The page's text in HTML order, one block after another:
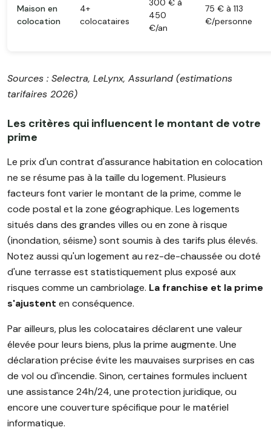
Maison en
colocation
4+
colocataires
300 € à
450
€/an
75 € à 113
€/personne
Sources : Selectra, LeLynx, Assurland (estimations
tarifaires 2026)
Les critères qui influencent le montant de votre
prime
Le prix d'un contrat d'assurance habitation en colocation
ne se résume pas à la taille du logement. Plusieurs
facteurs font varier le montant de la prime, comme le
code postal et la zone géographique. Les logements
situés dans des grandes villes ou en zone à risque
(inondation, séisme) sont soumis à des tarifs plus élevés.
Notez aussi qu'un logement au rez-de-chaussée ou doté
d'une terrasse est statistiquement plus exposé aux
risques comme un cambriolage. La franchise et la prime
s'ajustent en conséquence.
Par ailleurs, plus les colocataires déclarent une valeur
élevée pour leurs biens, plus la prime augmente. Une
déclaration précise évite les mauvaises surprises en cas
de vol ou d'incendie. Sinon, certaines formules incluent
une assistance 24h/24, une protection juridique, ou
encore une couverture spécifique pour le matériel
informatique.